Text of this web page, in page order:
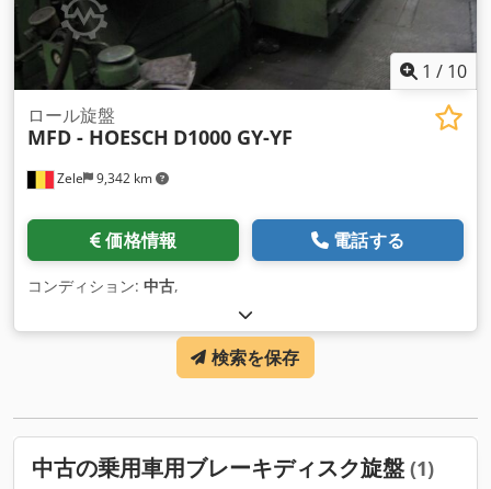
1 / 10
Zele 9,342 km
ロール旋盤
MFD - HOESCH D1000 GY-YF
価格情報 電話する
コンディション: 中古,
検索を保存
中古の乗用車用ブレーキディスク旋盤 (1)